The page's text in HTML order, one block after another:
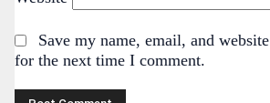
Save my name, email, and
for the next time I comment.